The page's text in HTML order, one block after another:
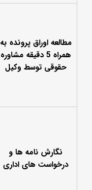
مطالعه اوراق پرونده به
همراه 5 دقیقه مشاوره
حقوقی توسط وکیل
نگارش نامه ها و
درخواست های اداری